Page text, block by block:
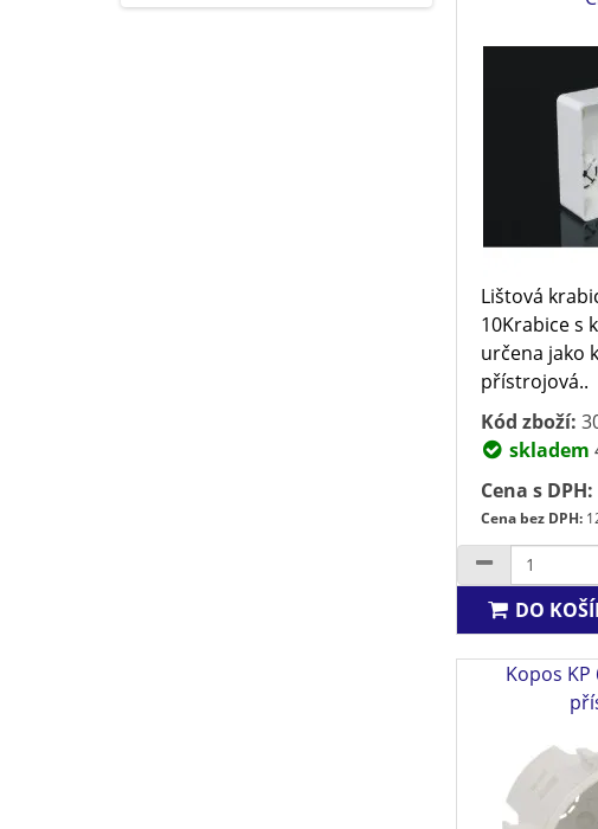
Lištová
10Krabice s
určena jako
přístrojová..
Kód zboží:
skladem
Cena s DPH:
Cena bez DPH:
DO
Kopos KP